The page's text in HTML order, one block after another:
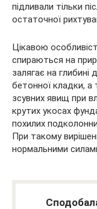
підливали тільки
остаточної
Цікавою
спираються на
залягає на
бетонної кладки,
зсувних явищ при
крутих укосах
похилих
При такому
нормальними